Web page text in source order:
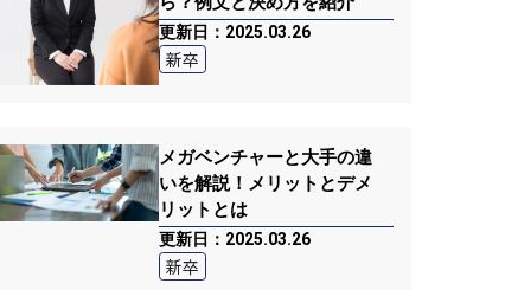
更新日：2025.03.26
新卒
メガベンチャーと大手の違
いを解説！メリットとデメ
リットとは
更新日：2025.03.26
新卒